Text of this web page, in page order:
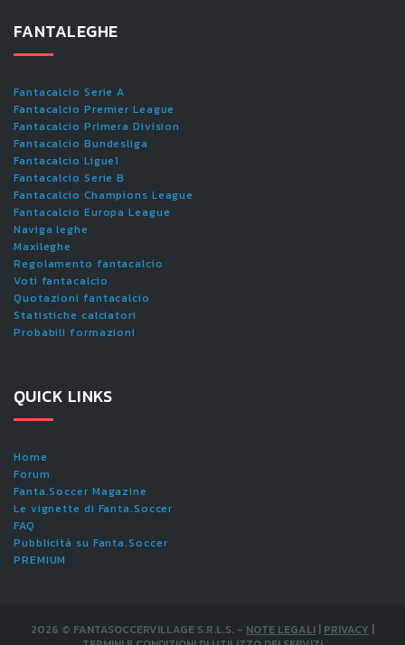
FANTALEGHE
Fantacalcio Serie A
Fantacalcio Premier League
Fantacalcio Primera Division
Fantacalcio Bundesliga
Fantacalcio Ligue1
Fantacalcio Serie B
Fantacalcio Champions League
Fantacalcio Europa League
Naviga leghe
Maxileghe
Regolamento fantacalcio
Voti fantacalcio
Quotazioni fantacalcio
Statistiche calciatori
Probabili formazioni
QUICK LINKS
Home
Forum
Fanta.Soccer Magazine
Le vignette di Fanta.Soccer
FAQ
Pubblicità su Fanta.Soccer
PREMIUM
2026 © FANTASOCCERVILLAGE S.R.L.S. - NOTE LEGALI | PRIVACY |